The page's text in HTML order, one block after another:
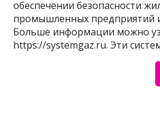
обеспечении безопасности
промышленных предприятий
Больше информации можно
https://systemgaz.ru. Эти